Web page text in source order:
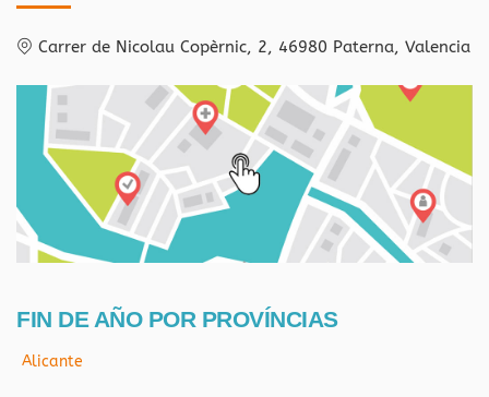
Carrer de Nicolau Copèrnic, 2, 46980 Paterna, Valencia
FIN DE AÑO POR PROVÍNCIAS
Alicante